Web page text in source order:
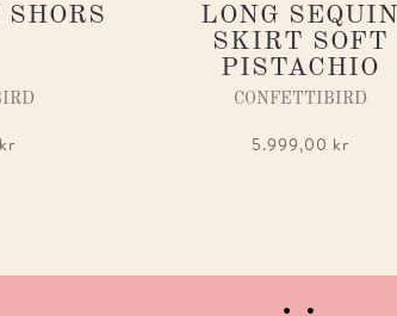
kr
LONG SEQUIN
SKIRT SOFT
PISTACHIO
CONFETTIBIRD
5.999,00 kr